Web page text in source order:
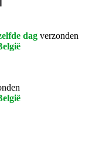
dag verzonden